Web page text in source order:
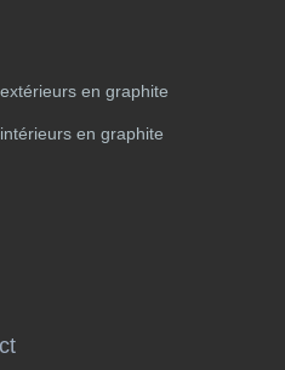
en graphite
en graphite